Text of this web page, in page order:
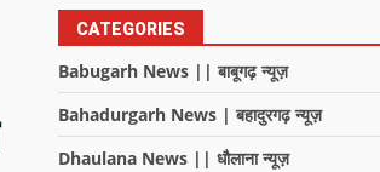
CATEGORIES
Babugarh News || बाबूगढ़ न्यूज़
Bahadurgarh News | बहादुरगढ़ न्यूज़
Dhaulana News || धौलाना न्यूज़